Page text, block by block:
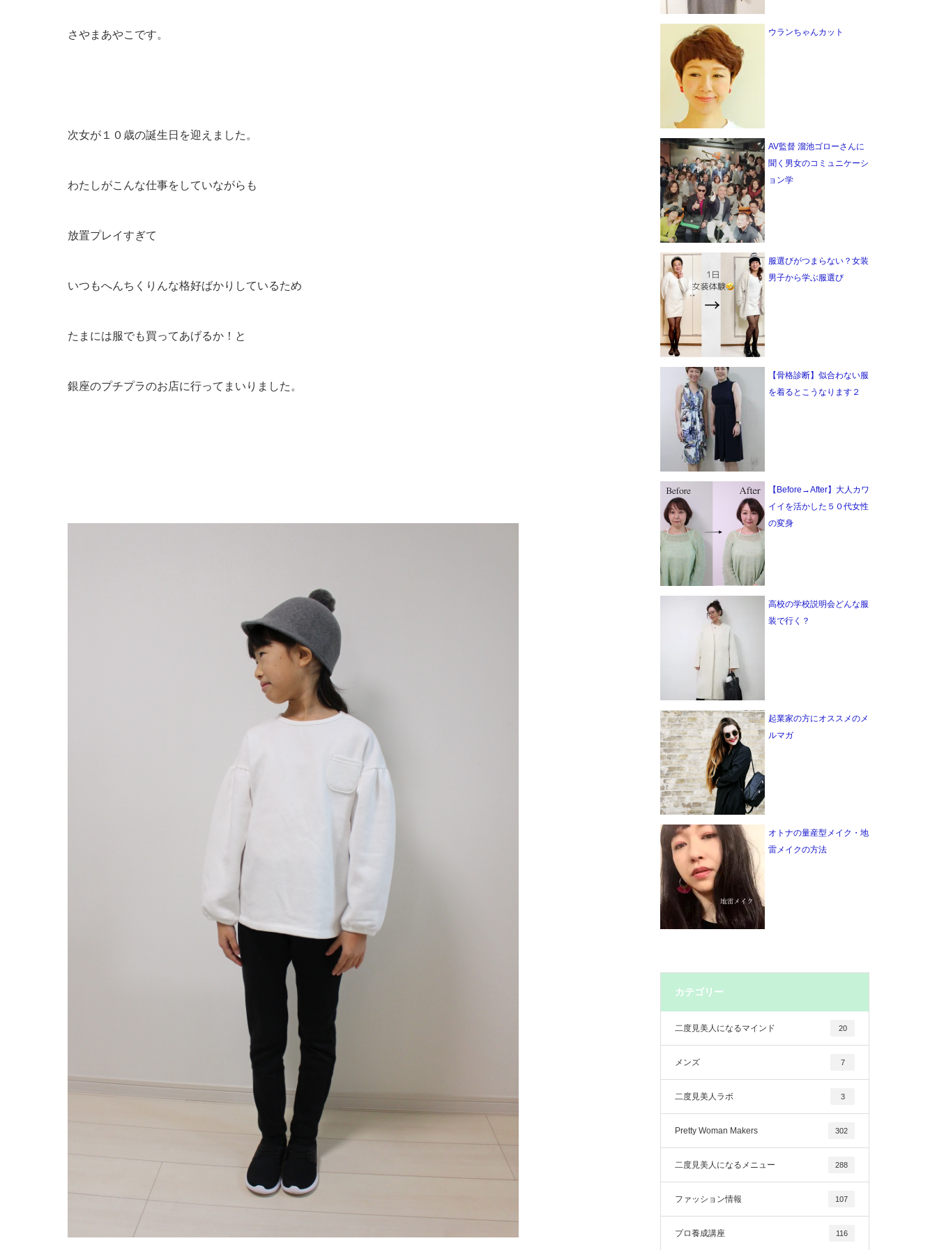
さやまあやこです。
次女が１０歳の誕生日を迎えました。
わたしがこんな仕事をしていながらも
放置プレイすぎて
いつもへんちくりんな格好ばかりしているため
たまには服でも買ってあげるか！と
銀座のプチプラのお店に行ってまいりました。
ウランちゃんカット
AV監督 溜池ゴローさんに
聞く男女のコミュニケーシ
ョン学
服選びがつまらない？女装
男子から学ぶ服選び
【骨格診断】似合わない服
を着るとこうなります２
【Before→After】大人カワ
イイを活かした５０代女性
の変身
高校の学校説明会どんな服
装で行く？
起業家の方にオススメのメ
ルマガ
オトナの量産型メイク・地
雷メイクの方法
カテゴリー
二度見美人になるマインド 20
メンズ 7
二度見美人ラボ 3
Pretty Woman Makers 302
二度見美人になるメニュー 288
ファッション情報 107
プロ養成講座 116